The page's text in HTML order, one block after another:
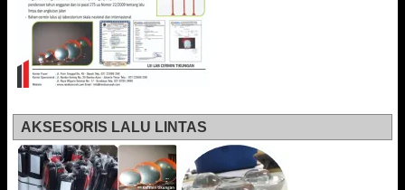
AKSESORIS LALU LINTAS